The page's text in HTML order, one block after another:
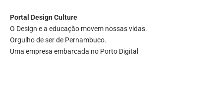
Portal Design Culture
O Design e a educação movem nossas vidas.
Orgulho de ser de Pernambuco.
Uma empresa embarcada no Porto Digital